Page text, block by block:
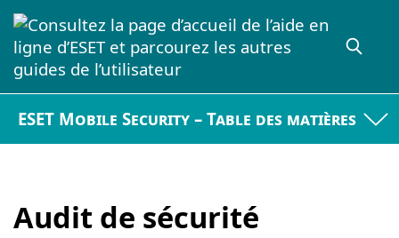
ESET Mobile Security – Table des matières
Audit de sécurité